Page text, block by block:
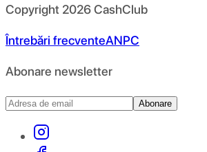
Copyright 2026CashClub
Întrebări frecventeANPC
Abonare newsletter
Abonare